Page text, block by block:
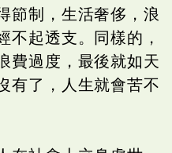
節制，生活奢侈，浪
不起透支。同樣的，
費過度，最後就如天
有了，人生就會苦不